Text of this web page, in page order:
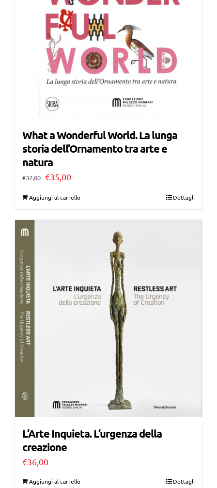
What a Wonderful World. La lunga
storia dell’Ornamento tra arte e
natura
€37,00 Il
€35,00Il
Aggiungi al carrello Dettagli
L’Arte Inquieta. L’urgenza della
creazione
€36,00
Aggiungi al carrello Dettagli